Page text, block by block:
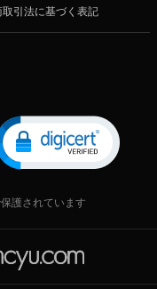
取引法に基づく表記
護されています